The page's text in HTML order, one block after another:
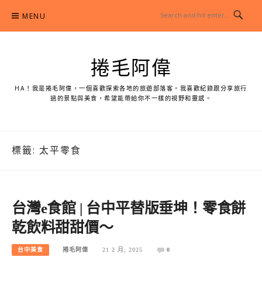
content
MENU
捲毛阿偉
HA！我是捲毛阿偉，一個喜歡探索各地的旅遊部落客。我喜歡紀錄跟分享旅行
過的景點與美食，希望能帶給你不一樣的視野和靈感。
標籤: 太平零食
台灣e食館 | 台中平替版垂坤！零食餅
乾飲料甜甜價～
台中美食 捲毛阿偉 21 2 月, 2025 0